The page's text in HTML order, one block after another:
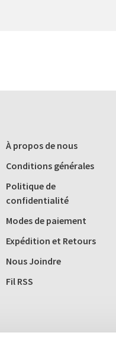
À propos de nous
Conditions générales
Politique de
confidentialité
Modes de paiement
Expédition et Retours
Nous Joindre
Fil RSS